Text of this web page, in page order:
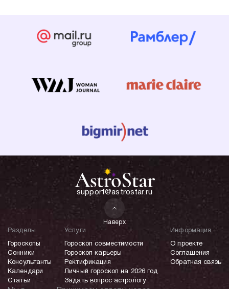
support@astrostar.ru
Наверх
Разделы
Гороскопы
Сонники
Консультанты
Календари
Статьи
Услуги
Гороскоп совместимости
Гороскоп карьеры
Ректификация
Личный гороскоп на 2026 год
Задать вопрос астрологу
Информация
О проекте
Соглашения
Обратная связь